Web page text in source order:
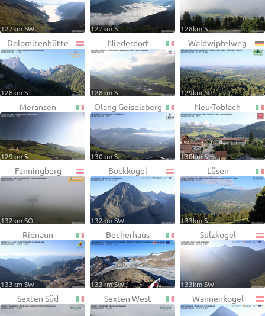
127km SW 127km S 128km S
Dolomitenhütte
128km S
Niederdorf
128km S
Waldwipfelweg
129km N
Meransen
129km S
Olang Geiselsberg
130km S
Neu-Toblach
130km S
Fanningberg
132km SO
Bockkogel
132km SW
Lüsen
133km S
Ridnaun
133km SW
Becherhaus
133km SW
Sulzkogel
133km SW
Sexten Süd Sexten West Wannenkogel